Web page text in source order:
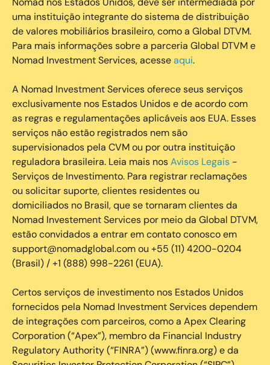
uma instituição integrante do sistema de distribuição
de valores mobiliários brasileiro, como a Global DTVM.
Para mais informações sobre a parceria Global DTVM e
Nomad Investment Services, acesseaqui.
A Nomad Investment Services oferece seus serviços
exclusivamente nos Estados Unidos e de acordo com
as regras e regulamentações aplicáveis aos EUA. Esses
serviços não estão registrados nem são
supervisionados pela CVM ou por outra instituição
reguladora brasileira. Leia mais nosAvisos Legais -
Serviços de Investimento. Para registrar reclamações
ou solicitar suporte, clientes residentes ou
domiciliados no Brasil, que se tornaram clientes da
Nomad Investement Services por meio da Global DTVM,
estão convidados a entrar em contato conosco em
support@nomadglobal.com ou +55 (11) 4200-0204
(Brasil) / +1 (888) 998-2261 (EUA).
Certos serviços de investimento nos Estados Unidos
fornecidos pela Nomad Investment Services dependem
de integrações com parceiros, como a Apex Clearing
Corporation (“Apex”), membro da Financial Industry
Regulatory Authority (“FINRA”) (www.finra.org) e da